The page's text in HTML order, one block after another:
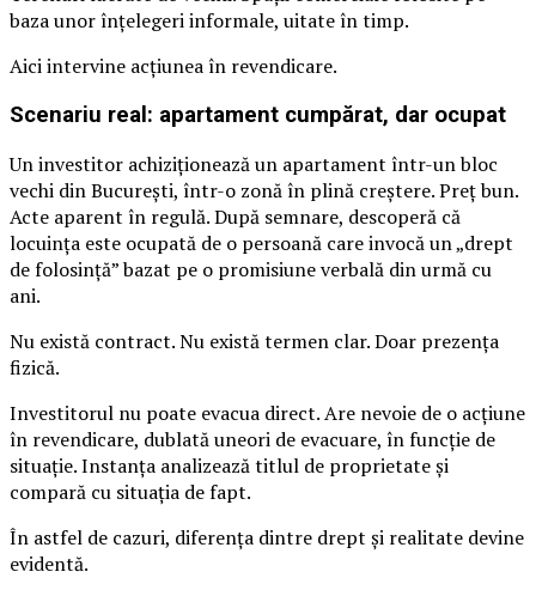
baza unor înțelegeri informale, uitate în timp.
Aici intervine acțiunea în revendicare.
Scenariu real: apartament cumpărat, dar ocupat
Un investitor achiziționează un apartament într-un bloc
vechi din București, într-o zonă în plină creștere. Preț bun.
Acte aparent în regulă. După semnare, descoperă că
locuința este ocupată de o persoană care invocă un „drept
de folosință” bazat pe o promisiune verbală din urmă cu
ani.
Nu există contract. Nu există termen clar. Doar prezența
fizică.
Investitorul nu poate evacua direct. Are nevoie de o acțiune
în revendicare, dublată uneori de evacuare, în funcție de
situație. Instanța analizează titlul de proprietate și
compară cu situația de fapt.
În astfel de cazuri, diferența dintre drept și realitate devine
evidentă.